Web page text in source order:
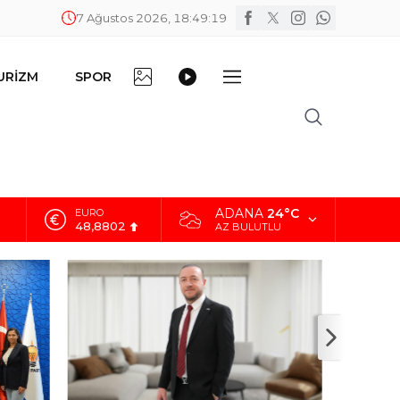
7 Ağustos 2026, 18:49:20
SPOR
ALTIN
5.629,56
BİST
10.824,63
EURO
48,8802
ADANA 24°C
AZ BULUTLU